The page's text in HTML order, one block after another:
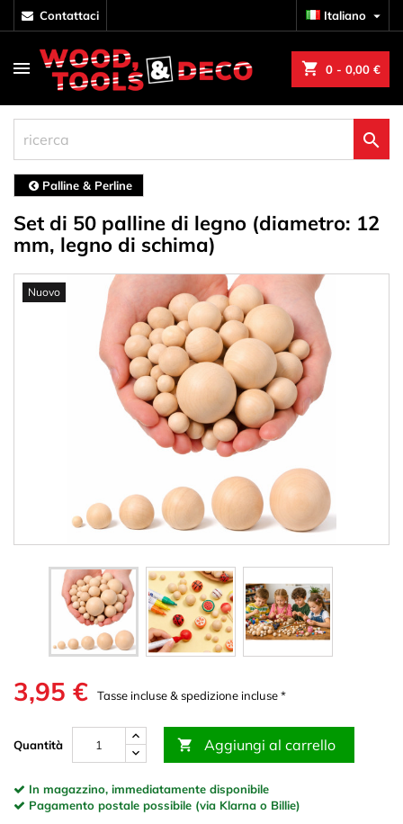
contattaci Italiano 
shopping_cart 0 - 0,00 €

Palline & Perline
Set di 50 palline di legno (diametro: 12
mm, legno di schima)
Nuovo
3,95 € Tasse incluse & spedizione incluse *
Quantità  Aggiungi al carrello
In magazzino, immediatamente disponibile
Pagamento postale possibile (via Klarna o Billie)